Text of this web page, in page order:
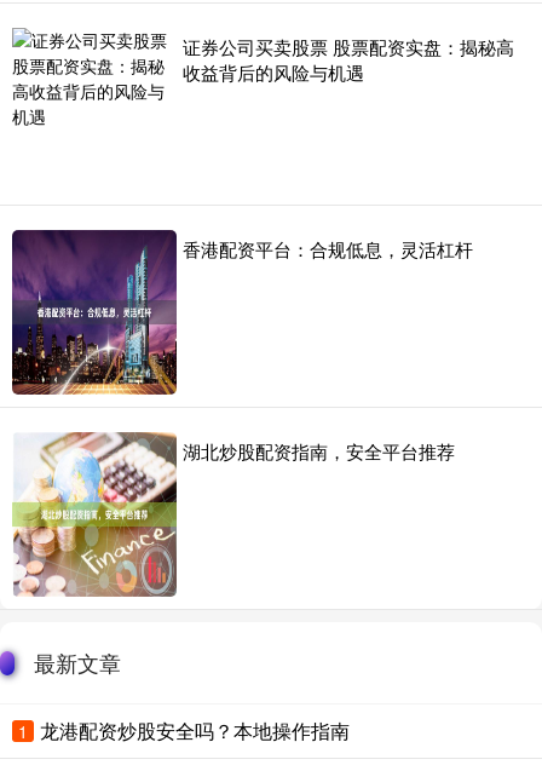
证券公司买卖股票 股票配资实盘：揭秘高
收益背后的风险与机遇
香港配资平台：合规低息，灵活杠杆
湖北炒股配资指南，安全平台推荐
最新文章
1 龙港配资炒股安全吗？本地操作指南